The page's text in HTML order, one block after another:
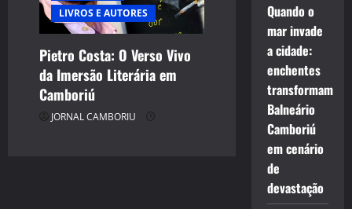
LIVROS E AUTORES
Pietro Costa: O Verso Vivo
da Imersão Literária em
Camboriú
JORNAL CAMBORIU
Quando o
mar invade
a cidade:
enchentes
transformam
Balneário
Camboriú
em cenário
de
devastação